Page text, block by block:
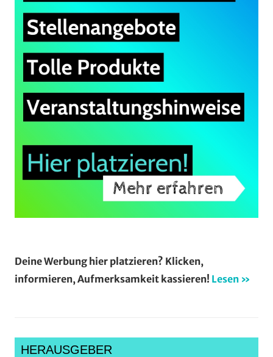
Deine Werbung hier platzieren? Klicken,
informieren, Aufmerksamkeit kassieren! Lesen »
HERAUSGEBER